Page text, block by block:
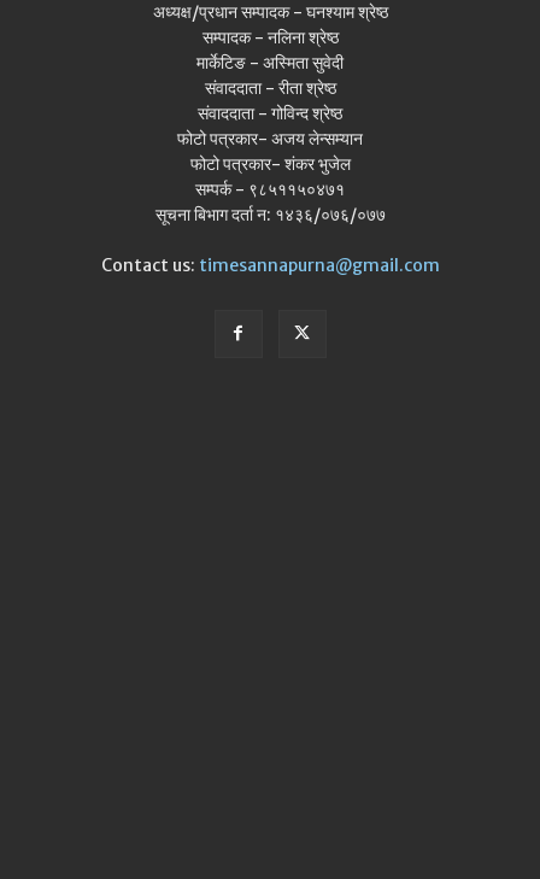
अध्यक्ष/प्रधान सम्पादक - घनश्याम श्रेष्ठ
सम्पादक - नलिना श्रेष्ठ
मार्केटिङ - अस्मिता सुवेदी
संवाददाता - रीता श्रेष्ठ
संवाददाता - गोविन्द श्रेष्ठ
फोटो पत्रकार- अजय लेन्सम्यान
फोटो पत्रकार- शंकर भुजेल
सम्पर्क - ९८५११५०४७१
सूचना बिभाग दर्ता न: १४३६/०७६/०७७
Contact us: timesannapurna@gmail.com